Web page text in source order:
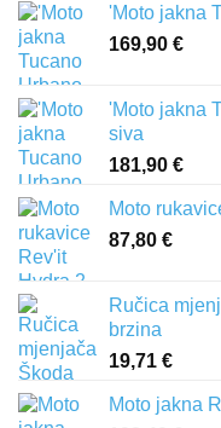
'Moto jakna
169,90 €
'Moto jakna
siva
181,90 €
Moto
87,80 €
Ručica
brzina
19,71 €
Moto jakna